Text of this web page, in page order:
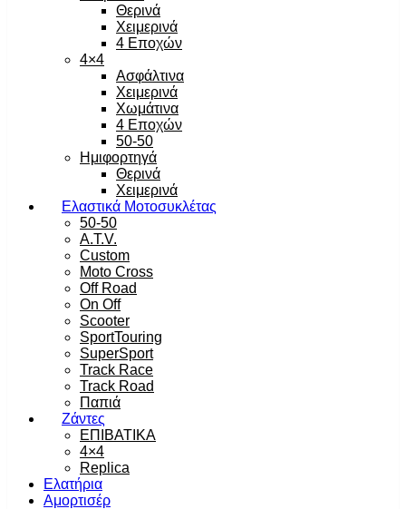
Θερινά
Χειμερινά
4 Εποχών
4×4
Ασφάλτινα
Χειμερινά
Χωμάτινα
4 Εποχών
50-50
Ημιφορτηγά
Θερινά
Χειμερινά
Ελαστικά Μοτοσυκλέτας
50-50
A.T.V.
Custom
Moto Cross
Off Road
On Off
Scooter
SportTouring
SuperSport
Track Race
Track Road
Παπιά
Ζάντες
ΕΠΙΒΑΤΙΚΑ
4×4
Replica
Ελατήρια
Αμορτισέρ